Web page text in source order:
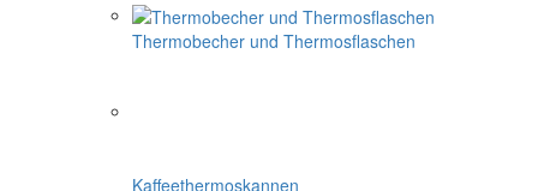
Thermobecher und Thermosflaschen
Kaffeethermoskannen